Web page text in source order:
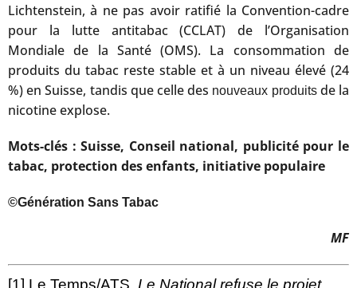
Lichtenstein, à ne pas avoir ratifié la Convention-cadre
pour la lutte antitabac (CCLAT) de l’Organisation
Mondiale de la Santé (OMS). La consommation de
produits du tabac reste stable et à un niveau élevé (24
%) en Suisse, tandis que celle des nouveaux produitsde la
nicotine explose.
Mots-clés : Suisse, Conseil national, publicité pour le
tabac, protection des enfants, initiative populaire
©Génération Sans Tabac
MF
[1] Le Temps/ATS, Le National refuse le projet